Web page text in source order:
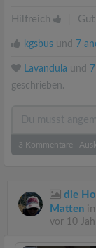
Hilfreich
kgsbus und 7
Lavandula und
geschrieben.
3 Kommentare
die
Matten
vor 10